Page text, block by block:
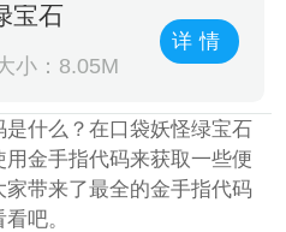
宝石
小：8.05M
详情
什么？在口袋妖怪绿宝石
金手指代码来获取一些便
带来了最全的金手指代码
吧。